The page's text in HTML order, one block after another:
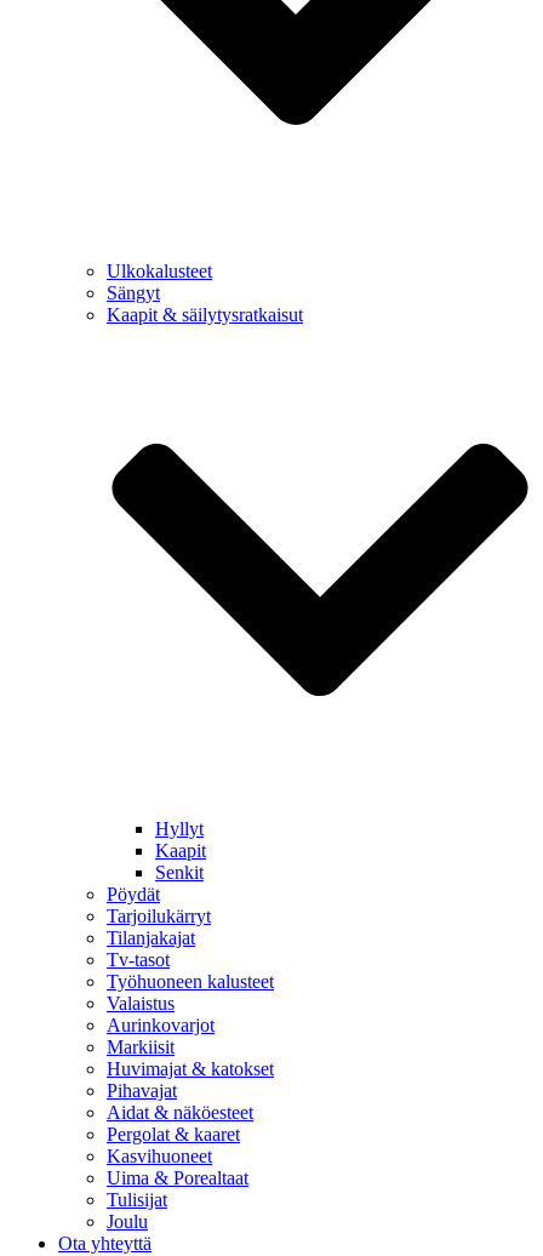
Ulkokalusteet
Sängyt
Kaapit & säilytysratkaisut
Hyllyt
Kaapit
Senkit
Pöydät
Tarjoilukärryt
Tilanjakajat
Tv-tasot
Työhuoneen kalusteet
Valaistus
Aurinkovarjot
Markiisit
Huvimajat & katokset
Pihavajat
Aidat & näköesteet
Pergolat & kaaret
Kasvihuoneet
Uima & Porealtaat
Tulisijat
Joulu
Ota yhteyttä